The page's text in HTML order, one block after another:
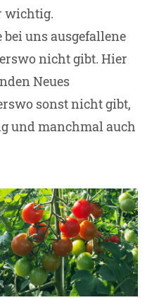
wichtig.
uns ausgefallene
nicht gibt. Hier
Neues
sonst nicht gibt,
und manchmal auch